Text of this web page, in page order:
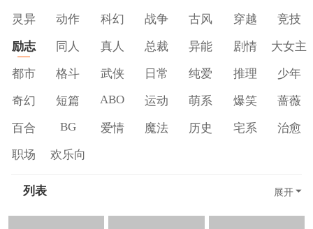
灵异 动作 科幻 战争 古风 穿越 竞技
励志 同人 真人 总裁 异能 剧情 大女主
都市 格斗 武侠 日常 纯爱 推理 少年
奇幻 短篇 ABO 运动 萌系 爆笑 蔷薇
百合 BG 爱情 魔法 历史 宅系 治愈
职场 欢乐向
列表 展开